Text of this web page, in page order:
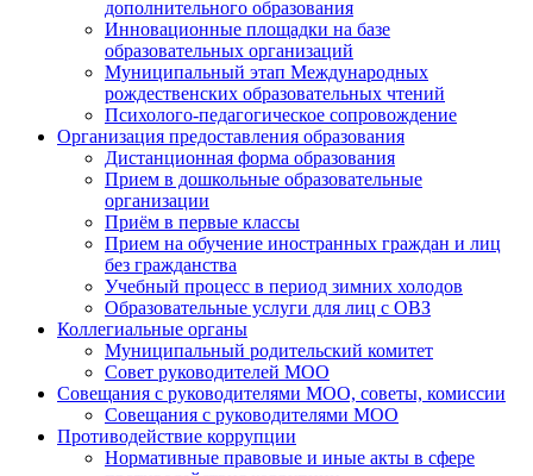
дополнительного образования
Инновационные площадки на базе
образовательных организаций
Муниципальный этап Международных
рождественских образовательных чтений
Психолого-педагогическое сопровождение
Организация предоставления образования
Дистанционная форма образования
Прием в дошкольные образовательные
организации
Приём в первые классы
Прием на обучение иностранных граждан и лиц
без гражданства
Учебный процесс в период зимних холодов
Образовательные услуги для лиц с ОВЗ
Коллегиальные органы
Муниципальный родительский комитет
Совет руководителей МОО
Совещания с руководителями МОО, советы, комиссии
Совещания с руководителями МОО
Противодействие коррупции
Нормативные правовые и иные акты в сфере